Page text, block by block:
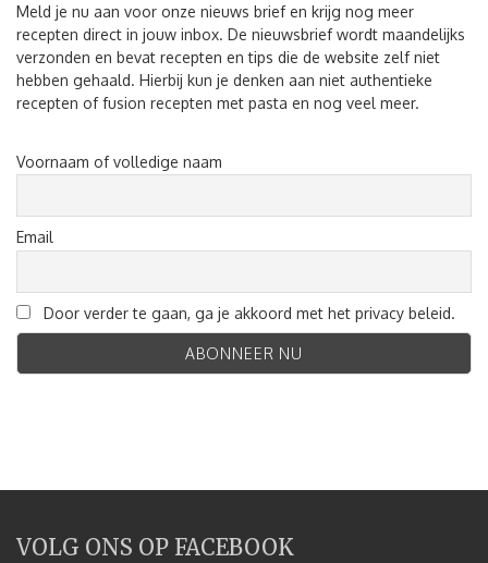
Meld je nu aan voor onze nieuws brief en krijg nog meer
recepten direct in jouw inbox. De nieuwsbrief wordt maandelijks
verzonden en bevat recepten en tips die de website zelf niet
hebben gehaald. Hierbij kun je denken aan niet authentieke
recepten of fusion recepten met pasta en nog veel meer.
Voornaam of volledige naam
Email
Door verder te gaan, ga je akkoord met het privacy beleid.
VOLG ONS OP FACEBOOK